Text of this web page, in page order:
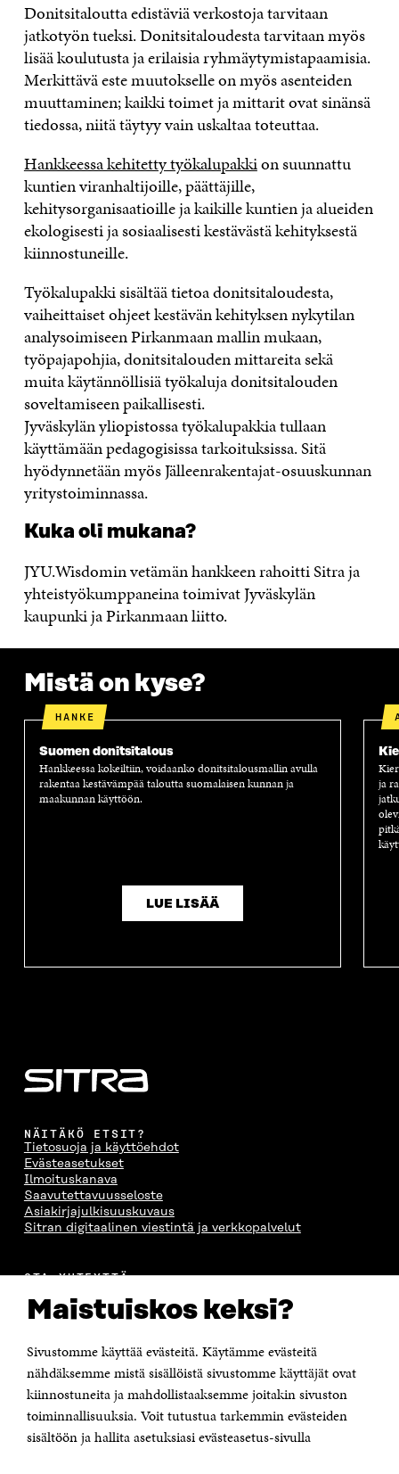
Maistuiskos keksi?
Sivustomme käyttää evästeitä. Käytämme evästeitä
nähdäksemme mistä sisällöistä sivustomme käyttäjät ovat
kiinnostuneita ja mahdollistaaksemme joitakin sivuston
toiminnallisuuksia. Voit tutustua tarkemmin evästeiden
sisältöön ja hallita asetuksiasi evästeasetus-sivulla
Donitsitaloutta edistäviä verkostoja tarvitaan
jatkotyön tueksi. Donitsitaloudesta tarvitaan myös
lisää koulutusta ja erilaisia ryhmäytymistapaamisia.
Merkittävä este muutokselle on myös asenteiden
muuttaminen; kaikki toimet ja mittarit ovat sinänsä
tiedossa, niitä täytyy vain uskaltaa toteuttaa.
Hankkeessa kehitetty työkalupakkion suunnattu
kuntien viranhaltijoille, päättäjille,
kehitysorganisaatioille ja kaikille kuntien ja alueiden
ekologisesti ja sosiaalisesti kestävästä kehityksestä
kiinnostuneille.
Työkalupakki sisältää tietoa donitsitaloudesta,
vaiheittaiset ohjeet kestävän kehityksen nykytilan
analysoimiseen Pirkanmaan mallin mukaan,
työpajapohjia, donitsitalouden mittareita sekä
muita käytännöllisiä työkaluja donitsitalouden
soveltamiseen paikallisesti.
Jyväskylän yliopistossa työkalupakkia tullaan
käyttämään pedagogisissa tarkoituksissa. Sitä
hyödynnetään myös Jälleenrakentajat-osuuskunnan
yritystoiminnassa.
Kuka oli mukana?
JYU.Wisdomin vetämän hankkeen rahoitti Sitra ja
yhteistyökumppaneina toimivat Jyväskylän
kaupunki ja Pirkanmaan liitto.
Mistä on kyse?
HANKE
Suomen donitsitalous
Hankkeessa kokeiltiin, voidaanko donitsitalousmallin avulla
rakentaa kestävämpää taloutta suomalaisen kunnan ja
maakunnan käyttöön.
LUE LISÄÄ
ja
NÄITÄKÖ ETSIT?
Tietosuoja ja käyttöehdot
Evästeasetukset
Ilmoituskanava
Saavutettavuusseloste
Asiakirjajulkisuuskuvaus
Sitran digitaalinen viestintä ja verkkopalvelut
OTA YHTEYTTÄ
Itämerenkatu 11-13, PL 160,
00181 Helsinki
Puhelin +358 294 618 991
Sähköpostiosoite
Saapumisohjeet
Y-tunnus 0202132-3